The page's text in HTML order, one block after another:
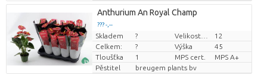
Anthurium An Royal Champ
??? -,--
Cena za kus
Skladem ?
12
Celkem:
? Výška
45
Tloušťka
1 MPS cert.
MPS A+
Pěstitel
breugem plants bv